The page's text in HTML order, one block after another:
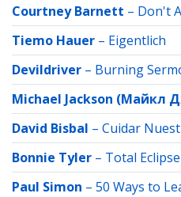
Courtney Barnett – Don't
Tiemo Hauer – Eigentlich
Devildriver – Burning
Michael Jackson (Майкл
David Bisbal – Cuidar
Bonnie Tyler – Total
Paul Simon – 50 Ways to